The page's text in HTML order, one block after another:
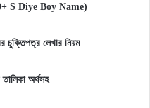
S Diye Boy Name)
চুক্তিপত্র লেখার নিয়ম
তালিকা অর্থসহ